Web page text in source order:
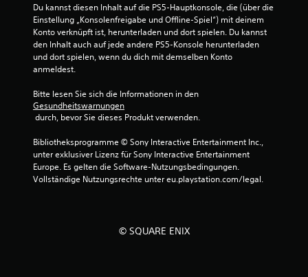
ü
c
k
e
n
o
e
r
g
d
r
ü
c
Du kannst diesen Inhalt auf die PS5-Hauptkonsole, die (über die
Einstellung „Konsolenfreigabe und Offline-Spiel“) mit deinem
Konto verknüpft ist, herunterladen und dort spielen. Du kannst
den Inhalt auch auf jede andere PS5-Konsole herunterladen
und dort spielen, wenn du dich mit demselben Konto
anmeldest.
Bitte lesen Sie sich die Informationen in den
Gesundheitswarnungen
durch, bevor Sie dieses Produkt verwenden.
Bibliotheksprogramme © Sony Interactive Entertainment Inc.,
unter exklusiver Lizenz für Sony Interactive Entertainment
Europe. Es gelten die Software-Nutzungsbedingungen.
Vollständige Nutzungsrechte unter eu.playstation.com/legal.
© SQUARE ENIX